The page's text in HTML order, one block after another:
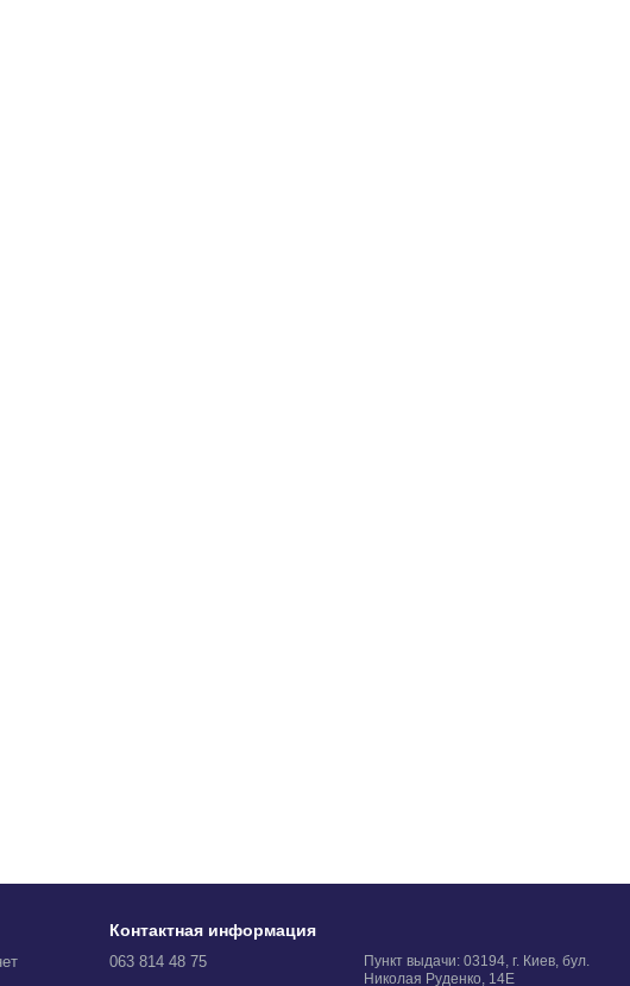
Контактная информация
063 814 48 75
Пункт выдачи: 03194, г. Киев, бул.
Николая Руденко, 14Е